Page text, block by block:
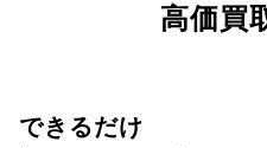
高価買
できるだけ